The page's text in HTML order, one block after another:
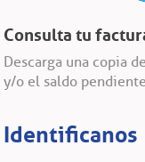
Consulta tu
Descarga una copia
y/o el saldo
Identificanos